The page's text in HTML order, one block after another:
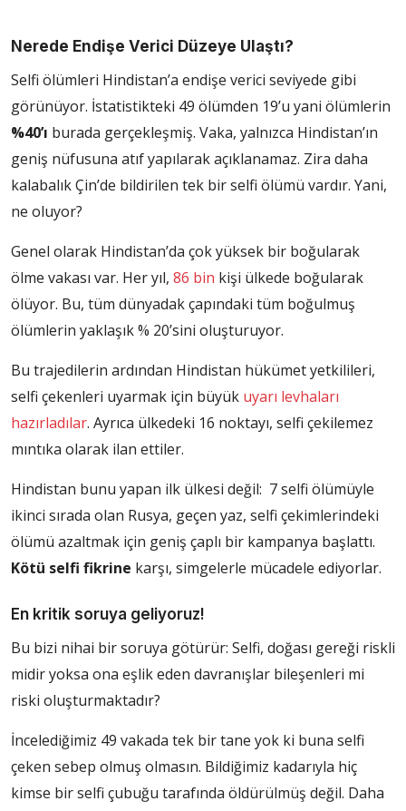
Nerede Endişe Verici Düzeye Ulaştı?
Selfi ölümleri Hindistan’a endişe verici seviyede gibi
görünüyor. İstatistikteki 49 ölümden 19’u yani ölümlerin
%40’ı burada gerçekleşmiş. Vaka, yalnızca Hindistan’ın
geniş nüfusuna atıf yapılarak açıklanamaz. Zira daha
kalabalık Çin’de bildirilen tek bir selfi ölümü vardır. Yani,
ne oluyor?
Genel olarak Hindistan’da çok yüksek bir boğularak
ölme vakası var. Her yıl, 86 bin kişi ülkede boğularak
ölüyor. Bu, tüm dünyadak çapındaki tüm boğulmuş
ölümlerin yaklaşık % 20’sini oluşturuyor.
Bu trajedilerin ardından Hindistan hükümet yetkilileri,
selfi çekenleri uyarmak için büyük uyarı levhaları
hazırladılar. Ayrıca ülkedeki 16 noktayı, selfi çekilemez
mıntıka olarak ilan ettiler.
Hindistan bunu yapan ilk ülkesi değil: 7 selfi ölümüyle
ikinci sırada olan Rusya, geçen yaz, selfi çekimlerindeki
ölümü azaltmak için geniş çaplı bir kampanya başlattı.
Kötü selfi fikrine karşı, simgelerle mücadele ediyorlar.
En kritik soruya geliyoruz!
Bu bizi nihai bir soruya götürür: Selfi, doğası gereği riskli
midir yoksa ona eşlik eden davranışlar bileşenleri mi
riski oluşturmaktadır?
İncelediğimiz 49 vakada tek bir tane yok ki buna selfi
çeken sebep olmuş olmasın. Bildiğimiz kadarıyla hiç
kimse bir selfi çubuğu tarafında öldürülmüş değil. Daha